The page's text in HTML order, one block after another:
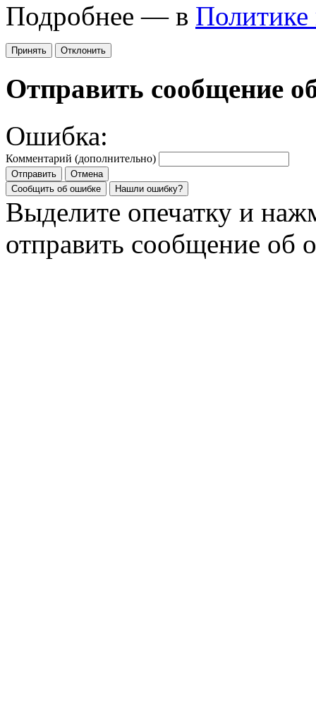
Подробнее — в Политике
Принять Отклонить
Отправить сообщение
Ошибка:
Комментарий (дополнительно)
Отправить
Отмена
Сообщить об ошибке
Нашли ошибку?
Выделите опечатку и
отправить сообщение об